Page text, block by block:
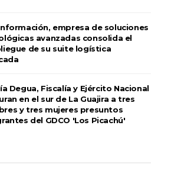
empresa de soluciones
avanzadas consolida el
de su suite logística
Degua, Fiscalía y Ejército Nacional
en el sur de La Guajira a tres
y tres mujeres presuntos
del GDCO 'Los Picachú'